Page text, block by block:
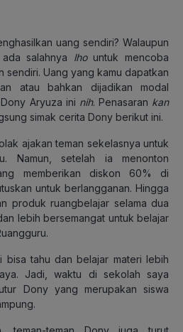
uang sendiri? Walaupun
salahnya lhountuk mencoba
sendiri. Uang yang kamu dapatkan
atau bahkan dijadikan modal
Aryuza ini nih. Penasaran kan
simak cerita Dony berikut ini.
ajakan teman sekelasnya untuk
Namun, setelah ia menonton
memberikan diskon 60% di
untuk berlangganan. Hingga
produk ruangbelajar selama dua
lebih bersemangat untuk belajar
bisa tahu dan belajar materi lebih
Jadi, waktu di sekolah saya
Dony yang merupakan siswa